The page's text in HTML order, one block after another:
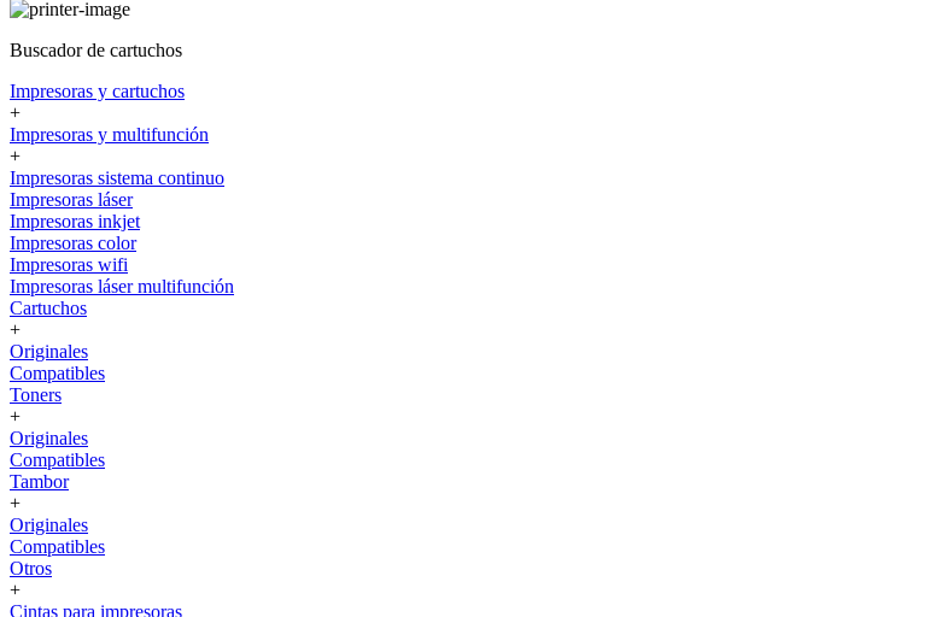
Buscador de cartuchos
Impresoras y cartuchos
+
Impresoras y multifunción
+
Impresoras sistema continuo
Impresoras láser
Impresoras inkjet
Impresoras color
Impresoras wifi
Impresoras láser multifunción
Cartuchos
+
Originales
Compatibles
Toners
+
Originales
Compatibles
Tambor
+
Originales
Compatibles
Otros
+
Cintas para impresoras